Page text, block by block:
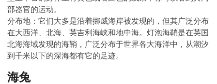
部器官的运动。
分布地：它们大多是沿着挪威海岸被发现的，但其广泛分布
在大西洋、北海、英吉利海峡和地中海。灯泡海鞘是在英国
北海海域发现的海鞘，广泛分布于世界各大海洋中，从潮汐
到千米以下的深海都有它的足迹。
海兔